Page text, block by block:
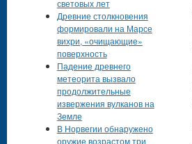
световых лет
Древние столкновения
формировали на Марсе
вихри, «очищающие»
поверхность
Падение древнего
метеорита вызвало
продолжительные
извержения вулканов на
Земле
В Норвегии обнаружено
оружие возрастом три